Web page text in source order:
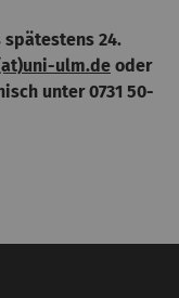
24.
ulm.de oder
unter 0731 50-